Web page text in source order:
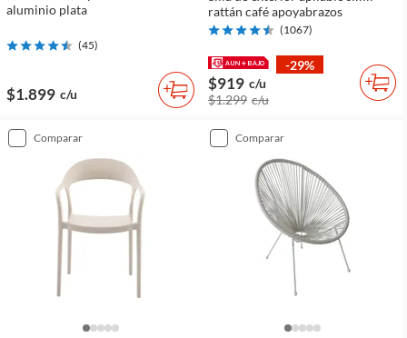
aluminio plata
(45)
$1.899 c/u
rattán café apoyabrazos
(1067)
-29%
$919 c/u
$1.299 c/u
comparar comparar